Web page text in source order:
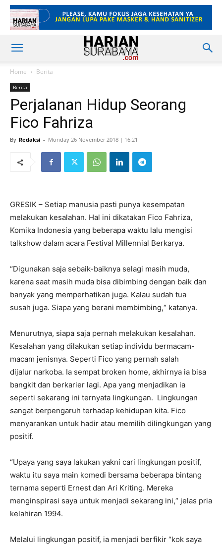
Home Berita
Berita
Perjalanan Hidup Seorang
Fico Fahriza
By Redaksi - Monday 26 November 2018 | 16:21
GRESIK – Setiap manusia pasti punya kesempatan
melakukan kesalahan. Hal ini dikatakan Fico Fahriza,
Komika Indonesia yang beberapa waktu lalu mengisi
talkshow dalam acara Festival Millennial Berkarya.
“Digunakan saja sebaik-baiknya selagi masih muda,
karena saat masih muda bisa dibimbing dengan baik dan
banyak yang memperhatikan juga. Kalau sudah tua
susah juga. Siapa yang berani membimbing,“ katanya.
Menurutnya, siapa saja pernah melakukan kesalahan.
Kesalahan yang dilakukan setiap individu bermacam-
macam jenisnya. Seperti Fico yang pernah salah
dijalur narkoba. Ia sempat broken home, akhirnya ia bisa
bangkit dan berkarier lagi. Apa yang menjadikan ia
seperti sekarang ini ternyata lingkungan. Lingkungan
sangat berpengaruh terhadap kehidupan kita. Fico
menyarankan untuk hadir atau memilih dilingkungan yang
positif.
“Upaya yang saya lakukan yakni cari lingkungan positif,
waktu itu saya main komedi bersama beberapa bintang
ternama seperti Ernest dan Ari Kriting. Mereka
menginspirasi saya untuk menjadi sekarang ini,“ jelas pria
kelahiran 1994.
Melalui lingkungan positif, ia menjadi berfikir “kok saya